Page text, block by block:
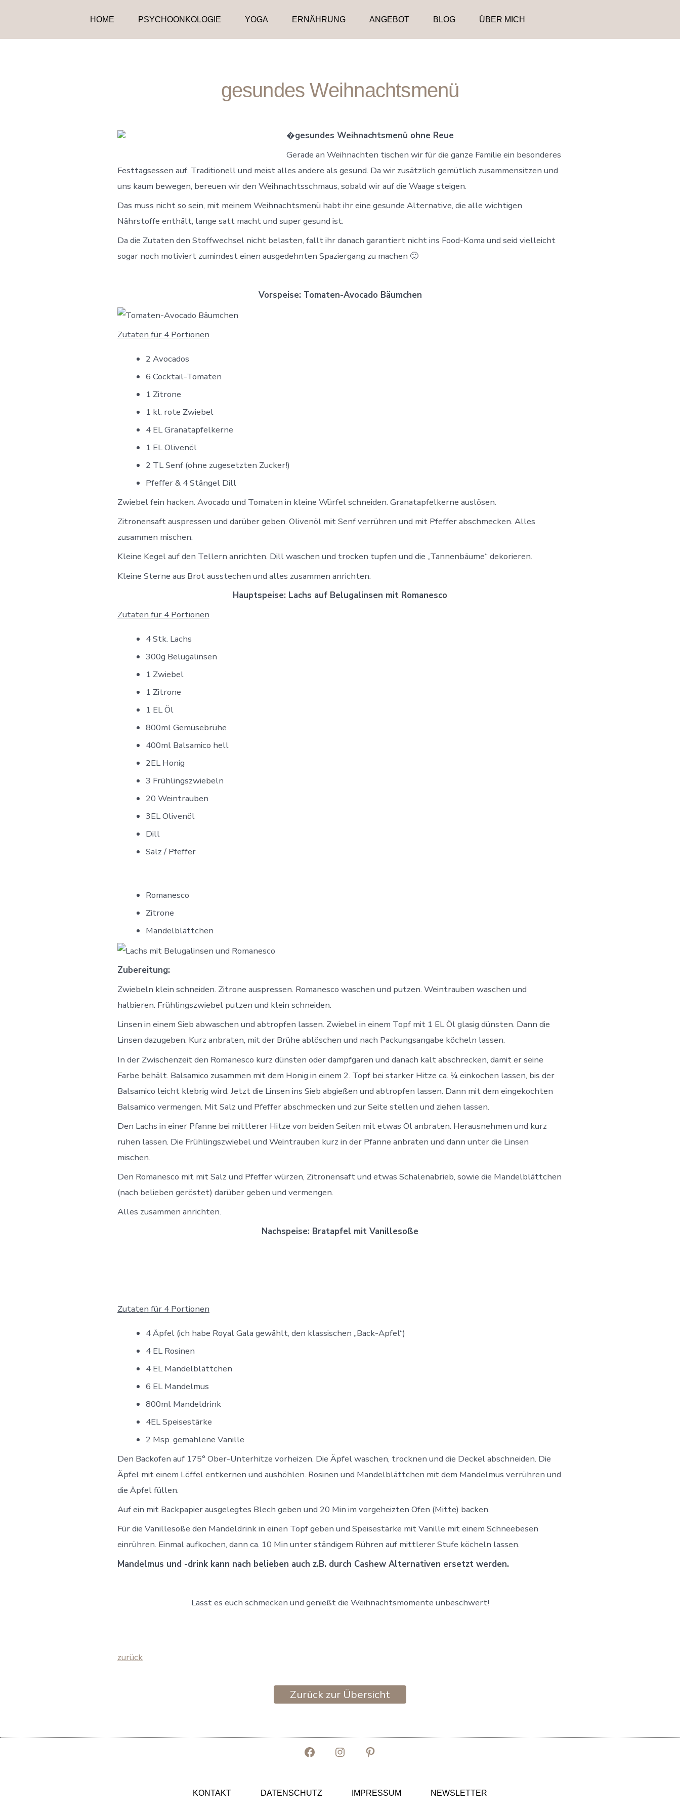
springen
HOME PSYCHOONKOLOGIE YOGA ERNÄHRUNG ANGEBOT BLOG ÜBER MICH
gesundes Weihnachtsmenü
�gesundes Weihnachtsmenü ohne Reue
Gerade an Weihnachten tischen wir für die ganze Familie ein besonderes
Festtagsessen auf. Traditionell und meist alles andere als gesund. Da wir zusätzlich gemütlich zusammensitzen und
uns kaum bewegen, bereuen wir den Weihnachtsschmaus, sobald wir auf die Waage steigen.
Das muss nicht so sein, mit meinem Weihnachtsmenü habt ihr eine gesunde Alternative, die alle wichtigen
Nährstoffe enthält, lange satt macht und super gesund ist.
Da die Zutaten den Stoffwechsel nicht belasten, fallt ihr danach garantiert nicht ins Food-Koma und seid vielleicht
sogar noch motiviert zumindest einen ausgedehnten Spaziergang zu machen 🙂
Vorspeise: Tomaten-Avocado Bäumchen
Zutaten für 4 Portionen
2 Avocados
6 Cocktail-Tomaten
1 Zitrone
1 kl. rote Zwiebel
4 EL Granatapfelkerne
1 EL Olivenöl
2 TL Senf (ohne zugesetzten Zucker!)
Pfeffer & 4 Stängel Dill
Zwiebel fein hacken. Avocado und Tomaten in kleine Würfel schneiden. Granatapfelkerne auslösen.
Zitronensaft auspressen und darüber geben. Olivenöl mit Senf verrühren und mit Pfeffer abschmecken. Alles
zusammen mischen.
Kleine Kegel auf den Tellern anrichten. Dill waschen und trocken tupfen und die „Tannenbäume“ dekorieren.
Kleine Sterne aus Brot ausstechen und alles zusammen anrichten.
Hauptspeise: Lachs auf Belugalinsen mit Romanesco
Zutaten für 4 Portionen
4 Stk. Lachs
300g Belugalinsen
1 Zwiebel
1 Zitrone
1 EL Öl
800ml Gemüsebrühe
400ml Balsamico hell
2EL Honig
3 Frühlingszwiebeln
20 Weintrauben
3EL Olivenöl
Dill
Salz / Pfeffer
Romanesco
Zitrone
Mandelblättchen
Zubereitung:
Zwiebeln klein schneiden. Zitrone auspressen. Romanesco waschen und putzen. Weintrauben waschen und
halbieren. Frühlingszwiebel putzen und klein schneiden.
Linsen in einem Sieb abwaschen und abtropfen lassen. Zwiebel in einem Topf mit 1 EL Öl glasig dünsten. Dann die
Linsen dazugeben. Kurz anbraten, mit der Brühe ablöschen und nach Packungsangabe köcheln lassen.
In der Zwischenzeit den Romanesco kurz dünsten oder dampfgaren und danach kalt abschrecken, damit er seine
Farbe behält. Balsamico zusammen mit dem Honig in einem 2. Topf bei starker Hitze ca. ¼ einkochen lassen, bis der
Balsamico leicht klebrig wird. Jetzt die Linsen ins Sieb abgießen und abtropfen lassen. Dann mit dem eingekochten
Balsamico vermengen. Mit Salz und Pfeffer abschmecken und zur Seite stellen und ziehen lassen.
Den Lachs in einer Pfanne bei mittlerer Hitze von beiden Seiten mit etwas Öl anbraten. Herausnehmen und kurz
ruhen lassen. Die Frühlingszwiebel und Weintrauben kurz in der Pfanne anbraten und dann unter die Linsen
mischen.
Den Romanesco mit mit Salz und Pfeffer würzen, Zitronensaft und etwas Schalenabrieb, sowie die Mandelblättchen
(nach belieben geröstet) darüber geben und vermengen.
Alles zusammen anrichten.
Nachspeise: Bratapfel mit Vanillesoße
Zutaten für 4 Portionen
4 Äpfel (ich habe Royal Gala gewählt, den klassischen „Back-Apfel“)
4 EL Rosinen
4 EL Mandelblättchen
6 EL Mandelmus
800ml Mandeldrink
4EL Speisestärke
2 Msp. gemahlene Vanille
Den Backofen auf 175° Ober-Unterhitze vorheizen. Die Äpfel waschen, trocknen und die Deckel abschneiden. Die
Äpfel mit einem Löffel entkernen und aushöhlen. Rosinen und Mandelblättchen mit dem Mandelmus verrühren und
die Äpfel füllen.
Auf ein mit Backpapier ausgelegtes Blech geben und 20 Min im vorgeheizten Ofen (Mitte) backen.
Für die Vanillesoße den Mandeldrink in einen Topf geben und Speisestärke mit Vanille mit einem Schneebesen
einrühren. Einmal aufkochen, dann ca. 10 Min unter ständigem Rühren auf mittlerer Stufe köcheln lassen.
Mandelmus und -drink kann nach belieben auch z.B. durch Cashew Alternativen ersetzt werden.
Lasst es euch schmecken und genießt die Weihnachtsmomente unbeschwert!
zurück
Zurück zur Übersicht
Facebook
neuem
Instagram
neuem neuem
KONTAKT DATENSCHUTZ IMPRESSUM NEWSLETTER